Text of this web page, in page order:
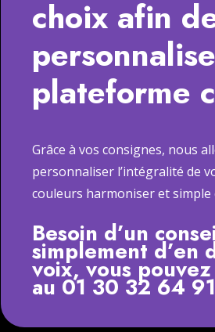
choix afin
plateforme
Grâce à vos consignes, nous
personnaliser l’intégralité de
couleurs harmoniser et
Besoin d’un
simplement d’en
voix, vous
au 01 30 32 64